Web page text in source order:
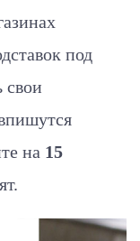
под
свои
на 15